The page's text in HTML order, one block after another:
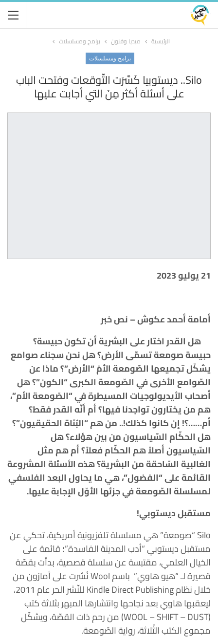
الرئيسية ميديا وفنون برامج ومسلسلات
برامج ومسلسلات
Silo.. ديستوبيا كَسَّرَت التّوقعات وفتحت الباب
على أسئلة أكثر مِنَ التي أجابت عليها
21 يوليو 2023
أمامة أحمد عكوش – نص خبر
هل القدر اختار على البشرية أن تكون حبيسة؟
حبيسة صومعة تسمّى الأرض؟ هل نحن سجناء صوامع
يشكّل تجميعها الصّومعة الأمّ “الأرض”؟ ماذا عن
الصّوامع الأخرى في الصّومعة الكبرى “الكون”؟ هل
أصحاب الأيديولوجيات المسيطرة في “الصّومعة الأم”،
هم من يختارون تواجدنا فيها؟ أم أنّه القدر فقط؟
أم……؟! إن كانوا كذلك!.. من هم “البُنَاة الحقيقيون”؟
هل الحكّام السّياسيون من بين هؤلاء؟ هل
السّياسيون أصلاً هم الحكّام فعلاً؟ أم هم مثل
الغالبية السّاحقة من البشرية؟ هذه الأسئلة المشروعة
القائمة على “الفضول”، هي ما يحاول البعد الفلسفي
لمسلسلة الصّومعة في جزئها الأوّل الإجابة عليها.
مستقبل ديستوبي!
Silo “صومعة” هي مسلسلة تلفزيونية أمريكية، تحكي عن
مستقبل ديستوبي “أدب المدينة الفاسدة”؛ قائمة على
الخيال العلمي، مقتبسة عن سلسلة قصصية، بدأت بقصّة
قصيرة لـ “هيو هاوي” باسم Wool نُشرت على أمازون من
خلال نظام Kindle Direct Publishing للنّشر الحر عام 2011،
ليعقبها هاوي بعد نجاحها وانتشارها المبهر بثلاثة كتب
(WOOL – SHIFT – DUST) من رحم ذات القصّة، ويشكّل
مجموع الكتب الثّلاثة، رواية الصّومعة.